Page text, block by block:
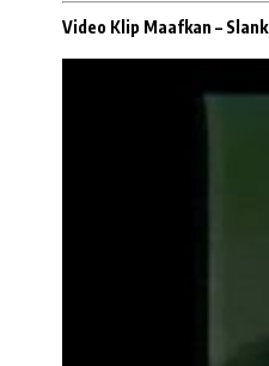
Video Klip Maafkan – Slank